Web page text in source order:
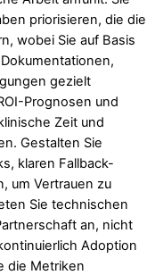
priorisieren, die die
wobei Sie auf Basis
gezielt
Prognosen und
Zeit und
Gestalten Sie
klaren Fallback-
um Vertrauen zu
Sie technischen
an, nicht
Adoption
die Metriken